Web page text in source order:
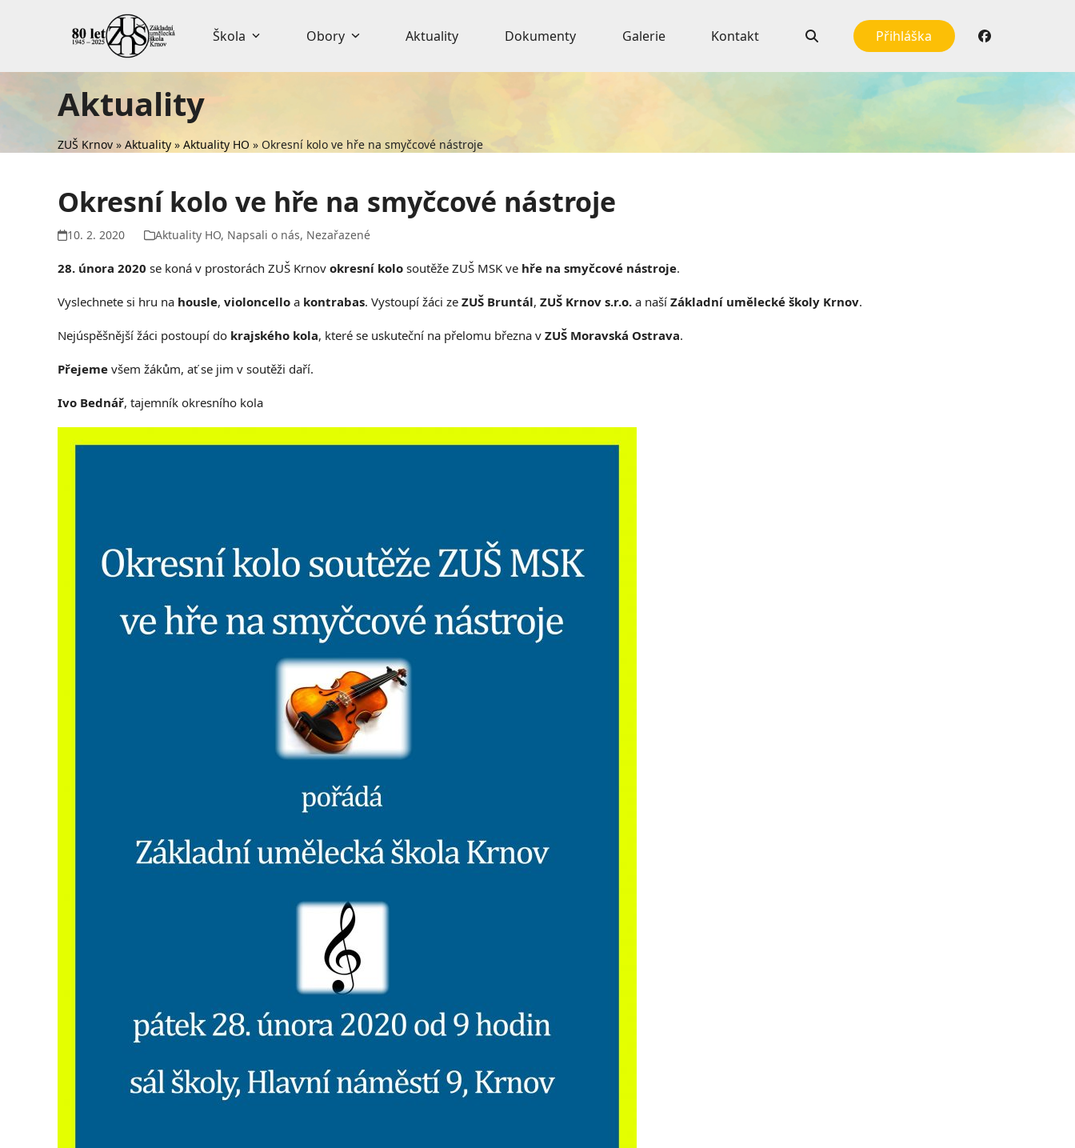
Škola Obory Aktuality Dokumenty Galerie Kontakt Přihláška
Aktuality
ZUŠ Krnov » Aktuality » Aktuality HO » Okresní kolo ve hře na smyčcové nástroje
Okresní kolo ve hře na smyčcové nástroje
10. 2. 2020 Aktuality HO, Napsali o nás, Nezařazené
28. února 2020 se koná v prostorách ZUŠ Krnov okresní kolo soutěže ZUŠ MSK ve hře na smyčcové nástroje.
Vyslechnete si hru na housle, violoncello a kontrabas. Vystoupí žáci ze ZUŠ Bruntál, ZUŠ Krnov s.r.o. a naší Základní umělecké školy Krnov.
Nejúspěšnější žáci postoupí do krajského kola, které se uskuteční na přelomu března v ZUŠ Moravská Ostrava.
Přejeme všem žákům, ať se jim v soutěži daří.
Ivo Bednář, tajemník okresního kola